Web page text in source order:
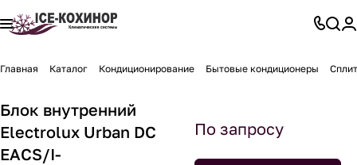
Главная Каталог Кондиционирование Бытовые кондиционеры
Блок внутренний
Electrolux Urban DC
EACS/I-
По запросу